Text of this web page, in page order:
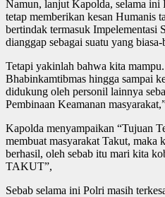
Namun, lanjut Kapolda, selama ini
tetap memberikan kesan Humanis
bertindak termasuk Impelementasi
dianggap sebagai suatu yang
Tetapi yakinlah bahwa kita
Bhabinkamtibmas hingga sampai
didukung oleh personil lainnya
Pembinaan Keamanan
Kapolda menyampaikan “Tujuan
membuat masyarakat Takut, maka
berhasil, oleh sebab itu mari kita
TAKUT”,
Sebab selama ini Polri masih